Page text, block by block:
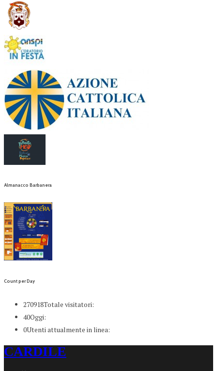
Almanacco Barbanera
Count per Day
270918Totale visitatori:
40Oggi:
0Utenti attualmente in linea:
CARDILE